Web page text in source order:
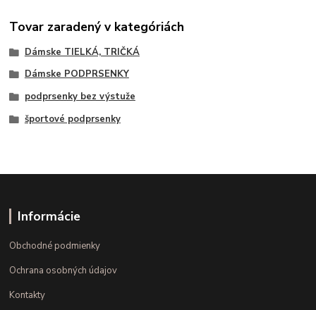
Tovar zaradený v kategóriách
Dámske TIELKÁ, TRIČKÁ
Dámske PODPRSENKY
podprsenky bez výstuže
športové podprsenky
Informácie
Obchodné podmienky
Ochrana osobných údajov
Kontakty